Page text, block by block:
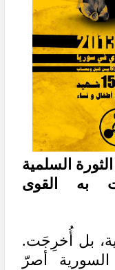
السلمية
به القوى
بل أُخرِجَت.
السورية أصرّ